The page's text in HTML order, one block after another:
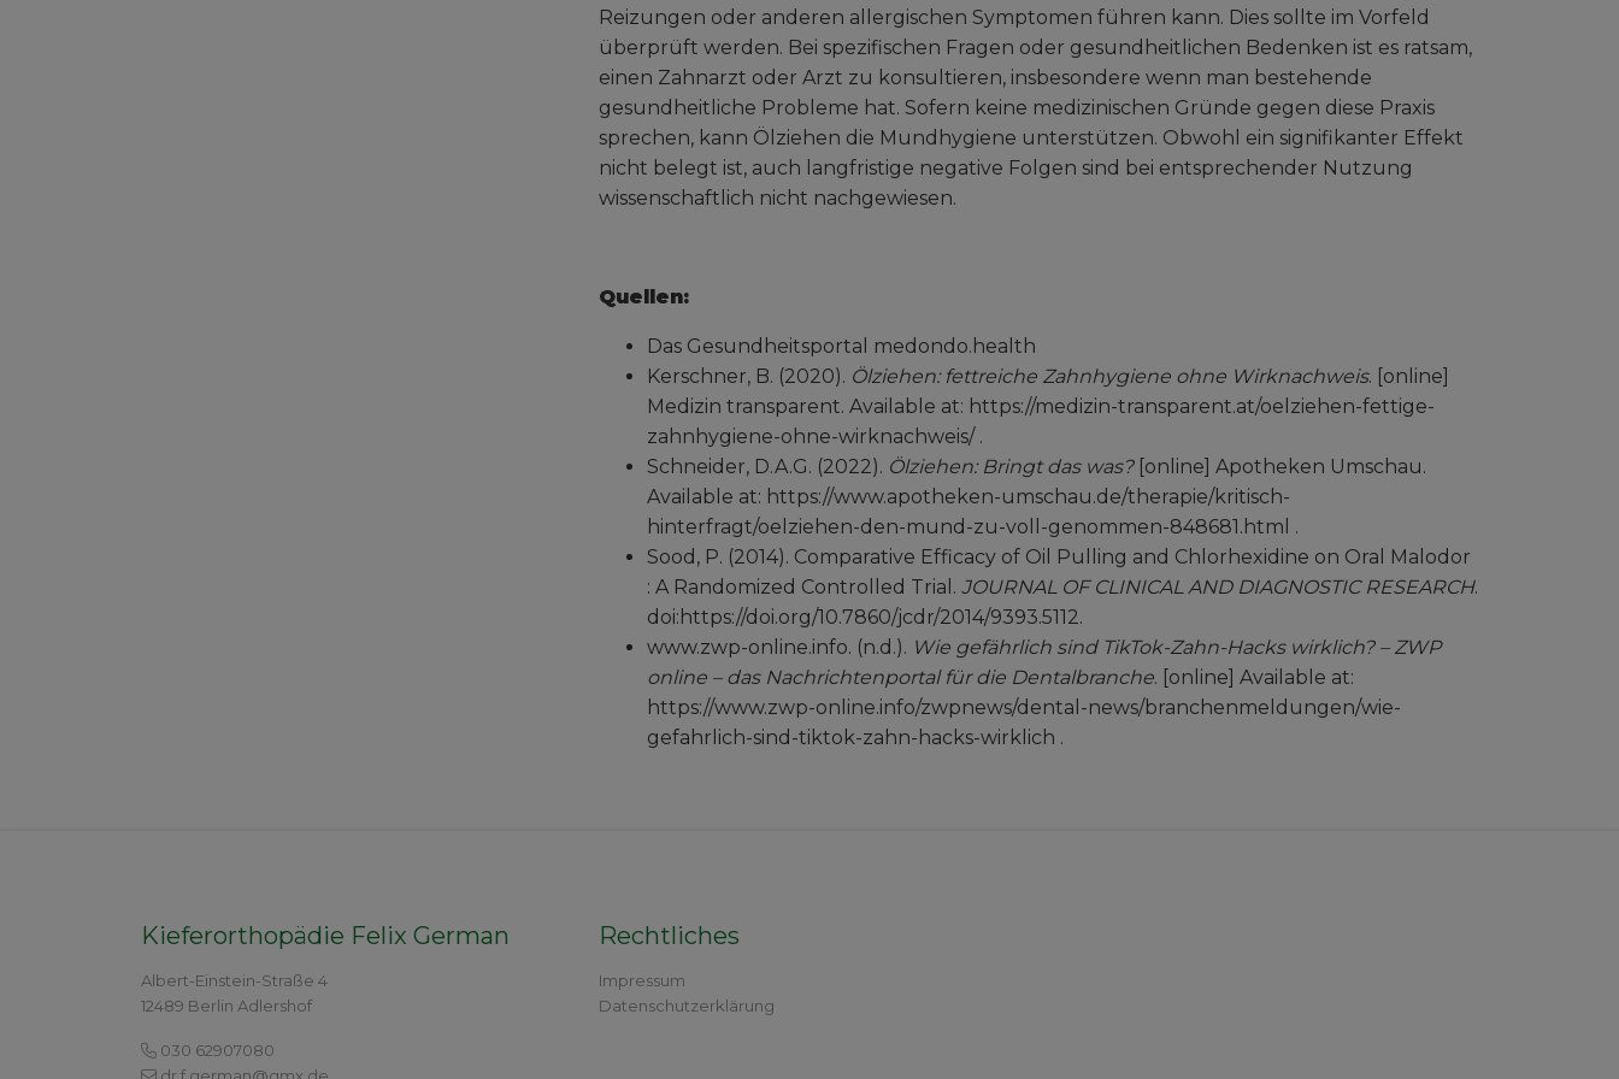
Reizungen oder anderen allergischen Symptomen führen kann. Dies sollte im Vorfeld
überprüft werden. Bei spezifischen Fragen oder gesundheitlichen Bedenken ist es ratsam,
einen Zahnarzt oder Arzt zu konsultieren, insbesondere wenn man bestehende
gesundheitliche Probleme hat. Sofern keine medizinischen Gründe gegen diese Praxis
sprechen, kann Ölziehen die Mundhygiene unterstützen. Obwohl ein signifikanter Effekt
nicht belegt ist, auch langfristige negative Folgen sind bei entsprechender Nutzung
wissenschaftlich nicht nachgewiesen.
Quellen:
Das Gesundheitsportal medondo.health
Kerschner, B. (2020). Ölziehen: fettreiche Zahnhygiene ohne Wirknachweis. [online]
Medizin transparent. Available at: https://medizin-transparent.at/oelziehen-fettige-
zahnhygiene-ohne-wirknachweis/ .
Schneider, D.A.G. (2022). Ölziehen: Bringt das was?[online] Apotheken Umschau.
Available at: https://www.apotheken-umschau.de/therapie/kritisch-
hinterfragt/oelziehen-den-mund-zu-voll-genommen-848681.html .
Sood, P. (2014). Comparative Efficacy of Oil Pulling and Chlorhexidine on Oral Malodor
: A Randomized Controlled Trial. JOURNAL OF CLINICAL AND DIAGNOSTIC RESEARCH.
doi:https://doi.org/10.7860/jcdr/2014/9393.5112.
www.zwp-online.info. (n.d.). Wie gefährlich sind TikTok-Zahn-Hacks wirklich? – ZWP
online – das Nachrichtenportal für die Dentalbranche. [online] Available at:
https://www.zwp-online.info/zwpnews/dental-news/branchenmeldungen/wie-
gefahrlich-sind-tiktok-zahn-hacks-wirklich .
Kieferorthopädie Felix German
Albert-Einstein-Straße 4
12489 Berlin Adlershof
030 62907080
Rechtliches
Impressum
Datenschutzerklärung